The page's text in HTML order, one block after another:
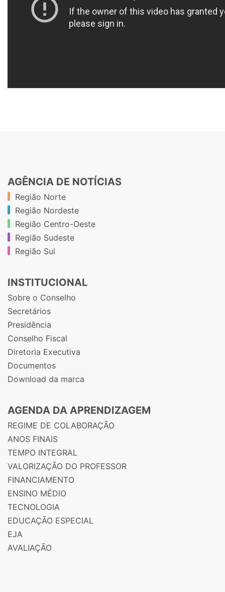
AGÊNCIA DE NOTÍCIAS
Região Norte
Região Nordeste
Região Centro-Oeste
Região Sudeste
Região Sul
INSTITUCIONAL
Sobre o Conselho
Secretários
Presidência
Conselho Fiscal
Diretoria Executiva
Documentos
Download da marca
AGENDA DA APRENDIZAGEM
REGIME DE COLABORAÇÃO
ANOS FINAIS
TEMPO INTEGRAL
VALORIZAÇÃO DO PROFESSOR
FINANCIAMENTO
ENSINO MÉDIO
TECNOLOGIA
EDUCAÇÃO ESPECIAL
EJA
AVALIAÇÃO